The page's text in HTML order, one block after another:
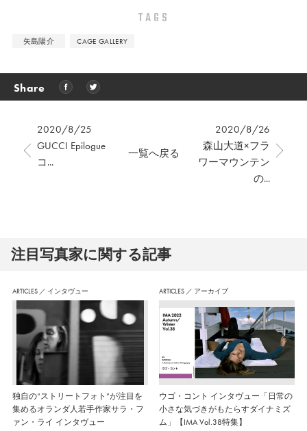
TAGS
矢島陽介 CAGE GALLERY
Share
2020/8/25
GUCCI Epilogue
コ...
2020/8/26
森山大道×フラ
ワーマウンテン
の...
一覧へ戻る
注⽬写真家に関する記事
ARTICLES ／ インタヴュー
独自の“ストリートフォト”が注目を
集めるオランダ人若手作家サラ・フ
ァン・ライ インタヴュー
ARTICLES ／ アーカイブ
ウゴ・コント インタヴュー「日常の
小さな気づきがもたらすダイナミズ
ム」【IMA Vol.38特集】